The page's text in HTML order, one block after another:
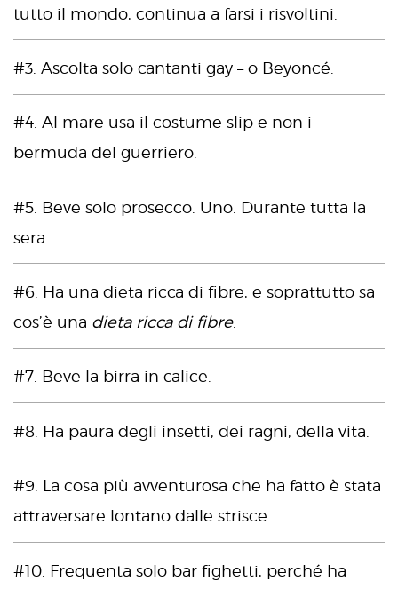
tutto il mondo, continua a farsi i risvoltini.
#3. Ascolta solo cantanti gay – o Beyoncé.
#4. Al mare usa il costume slip e non i
bermuda del guerriero.
#5. Beve solo prosecco. Uno. Durante tutta la
sera.
#6. Ha una dieta ricca di fibre, e soprattutto sa
cos’è una dieta ricca di fibre.
#7. Beve la birra in calice.
#8. Ha paura degli insetti, dei ragni, della vita.
#9. La cosa più avventurosa che ha fatto è stata
attraversare lontano dalle strisce.
#10. Frequenta solo bar fighetti, perché ha